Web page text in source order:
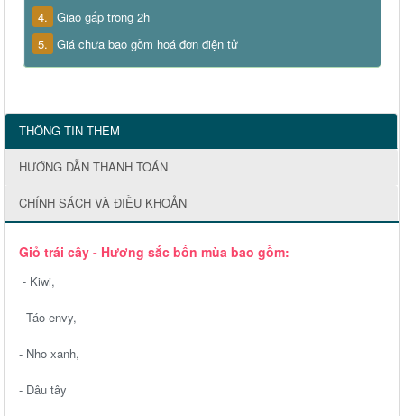
4. Giao gấp trong 2h
5. Giá chưa bao gồm hoá đơn điện tử
THÔNG TIN THÊM
HƯỚNG DẪN THANH TOÁN
CHÍNH SÁCH VÀ ĐIỀU KHOẢN
Giỏ trái cây - Hương sắc bốn mùa bao gồm:
- Kiwi,
- Táo envy,
- Nho xanh,
- Dâu tây